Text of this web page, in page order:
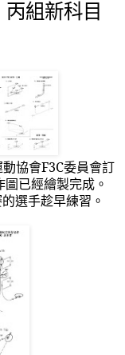
組新科目
協會F3C委員會訂
已經繪製完成。
選手趁早練習。